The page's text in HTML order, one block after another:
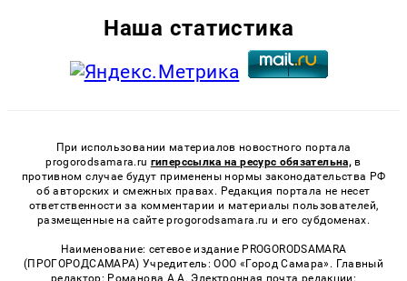
Наша статистика
При использовании материалов новостного портала
progorodsamara.ru гиперссылка на ресурс обязательна, в
противном случае будут применены нормы законодательства РФ
об авторских и смежных правах. Редакция портала не несет
ответственности за комментарии и материалы пользователей,
размещенные на сайте progorodsamara.ru и его субдоменах.
Наименование: сетевое издание PROGORODSAMARA
(ПРОГОРОДСАМАРА) Учредитель: ООО «Город Самара». Главный
редактор: Романова А.А. Электронная почта редакции: